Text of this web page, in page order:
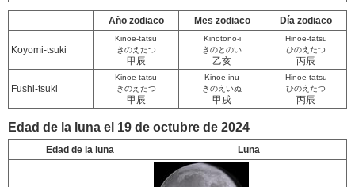
Año zodiaco Mes zodiaco Día zodiaco
Koyomi-tsuki
Kinoe-tatsu
きのえたつ
甲辰
Kinotono-i
きのとのい
乙亥
Hinoe-tatsu
ひのえたつ
丙辰
Fushi-tsuki
Kinoe-tatsu
きのえたつ
甲辰
Kinoe-inu
きのえいぬ
甲戌
Hinoe-tatsu
ひのえたつ
丙辰
Edad de la luna el 19 de octubre de 2024
Edad de la luna Luna